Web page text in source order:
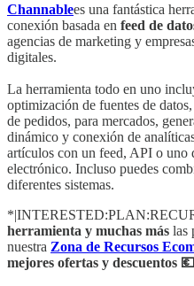
Channablees una fantástica
conexión basada en feed de
agencias de marketing y
digitales.
La herramienta todo en uno
optimización de fuentes de
de pedidos, para mercados,
dinámico y conexión de
artículos con un feed, API o uno
electrónico. Incluso puedes
diferentes sistemas.
herramienta y muchas más las
nuestra Zona de Recursos
mejores ofertas y descuentos 💶